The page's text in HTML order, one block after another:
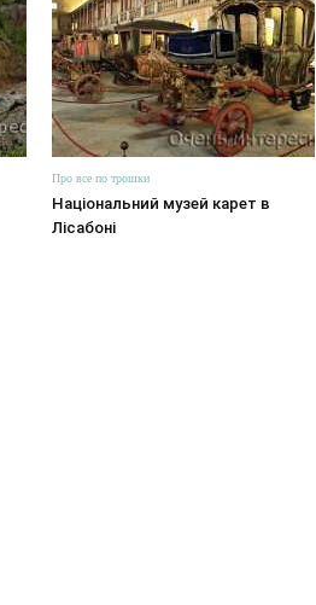
Про все по трошки
Національний музей карет в
Лісабоні